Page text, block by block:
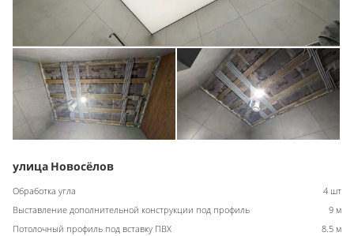
улица Новосёлов
Обработка угла
4 шт
Выставление дополнительной конструкции под профиль
9 м
Потолочный профиль под вставку ПВХ
8.5 м